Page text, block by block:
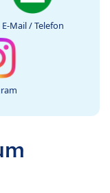
E-Mail / Telefon